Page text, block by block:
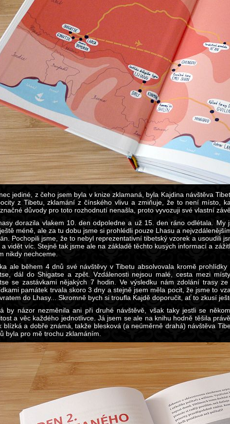
jediné, z čeho jsem byla v knize zklamaná, byla Kajdina návštěva
z Tibetu, zklamání z čínského vlivu a zmiňuje, že to není místo,
důvody pro toto rozhodnutí nenašla, proto vyvozuji své vlastní
dorazila vlakem 10. den odpoledne a už 15. den ráno odlétala.
méně, ale za tu dobu jsme si prohlédli pouze Lhasu a
Pochopili jsme, že to nebyl reprezentativní tibetský vzorek a usoudili
a vidět víc. Stejně tak jsme ale na základě těchto kusých informací a
nikdy nechceme.
ale během 4 dnů své návštěvy v Tibetu absolvovala kromě
dál do Shigatse a zpět. Vzdálenosti nejsou malé, cesta mezi
se zastávkami nějakých 7 hodin. Ve výsledku nám zdolání trasy
památek trvala skoro 3 dny a stejně jsem měla pocit, že jsme to
do Lhasy... Skromně bych si troufla Kajdě doporučit, ať to zkusí
by názor nezměnila ani při druhé návštěvě, však taky jestli se
a věc každého jednotlivce. Já jsem se ale na knihu hodně těšila
blízká a dobře známá, takže blesková (a neúměrně drahá) návštěva
byla pro mě trochu zklamáním.